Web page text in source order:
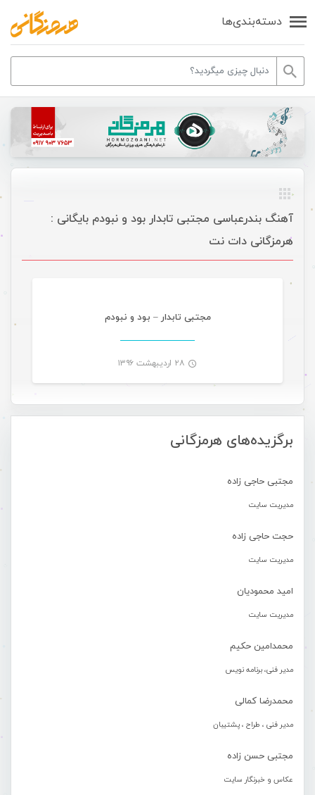
دسته‌بندی‌ها
برگزیده‌های هرمزگانی
مجتبی حاجی زاده
مدیریت سایت
حجت حاجی زاده
مدیریت سایت
امید محمودیان
مدیریت سایت
محمدامین حکیم
مدیر فنی، برنامه نویس
محمدرضا کمالی
مدیر فنی ، طراح ، پشتیبان
مجتبی حسن زاده
عکاس و خبرنگار سایت
آهنگ بندرعباسی مجتبی تابدار بود و نبودم بایگانی :
هرمزگانی دات نت
مجتبی تابدار – بود و نبودم
۲۸ اردیبهشت ۱۳۹۶